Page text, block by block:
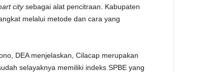
citysebagai alat pencitraan. Kabupaten
melalui metode dan cara yang
DEA menjelaskan, Cilacap merupakan
selayaknya memiliki indeks SPBE yang